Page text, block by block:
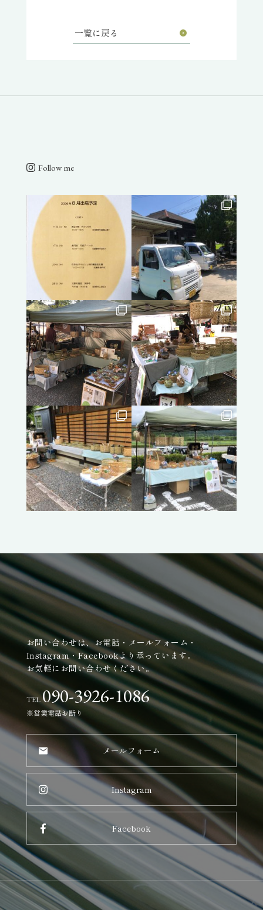
一覧に戻る
Follow me
お問い合わせは、お電話・メールフォーム・
Instagram・Facebookより承っています。
お気軽にお問い合わせください。
TEL090-3926-1086
※営業電話お断り
メールフォーム
Instagram
Facebook